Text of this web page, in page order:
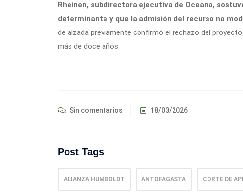
Rheinen, subdirectora ejecutiva de Oceana,
determinante y que la admisión del recurso no
de alzada previamente confirmó el rechazo del
más de doce años.
Sin comentarios 18/03/2026
Post Tags
ALIANZA HUMBOLDT ANTOFAGASTA CORTE DE